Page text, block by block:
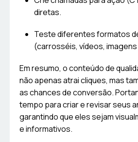
diretas.
Teste diferentes formatos
(carrosséis, vídeos,
Em resumo, o conteúdo de
não apenas atrai cliques, mas
as chances de conversão.
tempo para criar e revisar seus
garantindo que eles sejam
e informativos.